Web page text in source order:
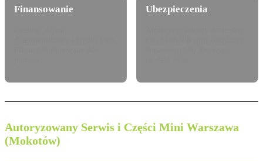
Finansowanie Ubezpieczenia
Autoryzowany Serwis i Części Mini Warszawa
(Mokotów)